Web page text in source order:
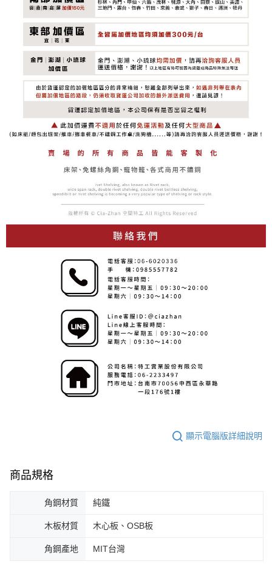
顯示電腦版詳細說明
商品規格
角鋼材質 純鐵
木板材質 木心板、OSB板
角鋼產地 MIT台灣